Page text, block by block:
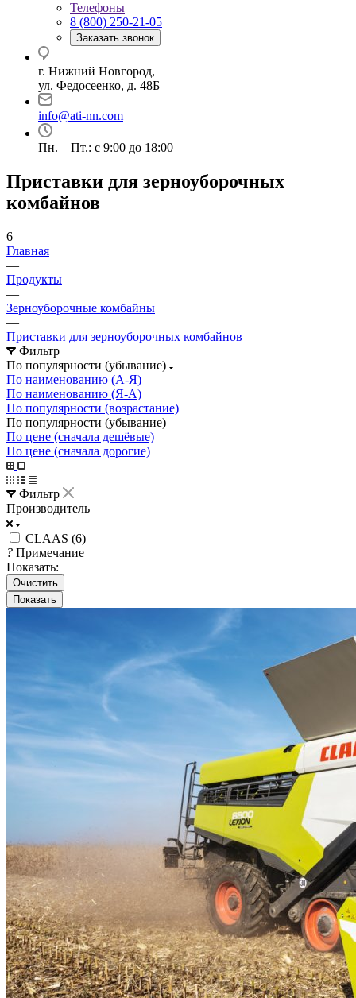
Телефоны
8 (800) 250-21-05
Заказать звонок
г. Нижний Новгород,
ул. Федосеенко, д. 48Б
info@ati-nn.com
Пн. – Пт.: с 9:00 до 18:00
Приставки для зерноуборочных
комбайнов
6
Главная
—
Продукты
—
Зерноуборочные комбайны
—
Приставки для зерноуборочных комбайнов
Фильтр
По популярности (убывание)
По наименованию (А-Я)
По наименованию (Я-А)
По популярности (возрастание)
По популярности (убывание)
По цене (сначала дешёвые)
По цене (сначала дорогие)
Фильтр
Производитель
CLAAS (6)
? Примечание
Показать:
Очистить